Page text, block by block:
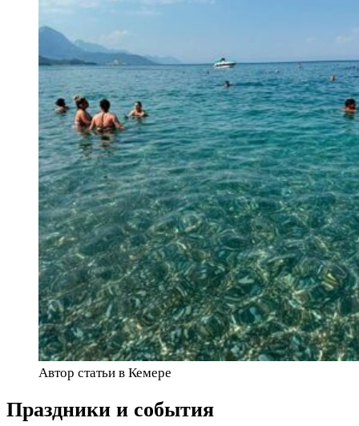
Автор статьи в Кемере
Праздники и события